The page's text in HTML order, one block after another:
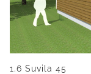
1.6 Suvila 45